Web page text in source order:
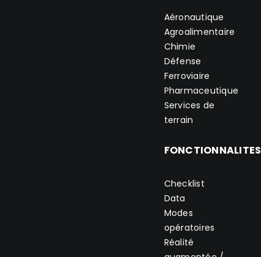
Aéronautique
Agroalimentaire
Chimie
Défense
Ferroviaire
Pharmaceutique
Services de
terrain
FONCTIONNALITES
Checklist
Data
Modes
opératoires
Réalité